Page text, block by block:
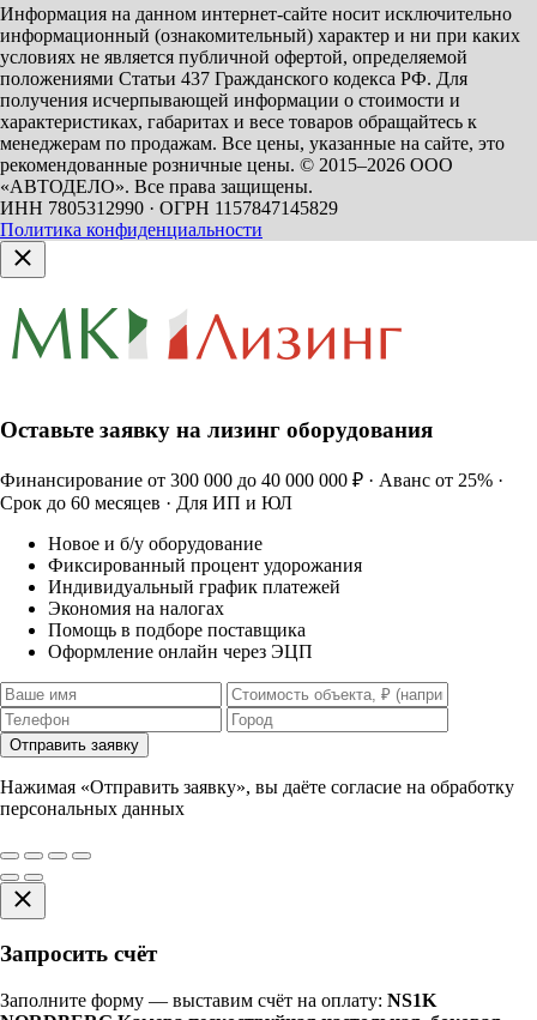
Информация на данном интернет-сайте носит исключительно
информационный (ознакомительный) характер и ни при каких
условиях не является публичной офертой, определяемой
положениями Статьи 437 Гражданского кодекса РФ. Для
получения исчерпывающей информации о стоимости и
характеристиках, габаритах и весе товаров обращайтесь к
менеджерам по продажам. Все цены, указанные на сайте, это
рекомендованные розничные цены. © 2015–2026 ООО
«АВТОДЕЛО». Все права защищены.
ИНН 7805312990 · ОГРН 1157847145829
Политика конфиденциальности
Оставьте заявку на лизинг оборудования
Финансирование от 300 000 до 40 000 000 ₽ · Аванс от 25% ·
Срок до 60 месяцев · Для ИП и ЮЛ
Новое и б/у оборудование
Фиксированный процент удорожания
Индивидуальный график платежей
Экономия на налогах
Помощь в подборе поставщика
Оформление онлайн через ЭЦП
Отправить заявку
Нажимая «Отправить заявку», вы даёте согласие на обработку
персональных данных
Запросить счёт
Заполните форму — выставим счёт на оплату: NS1K